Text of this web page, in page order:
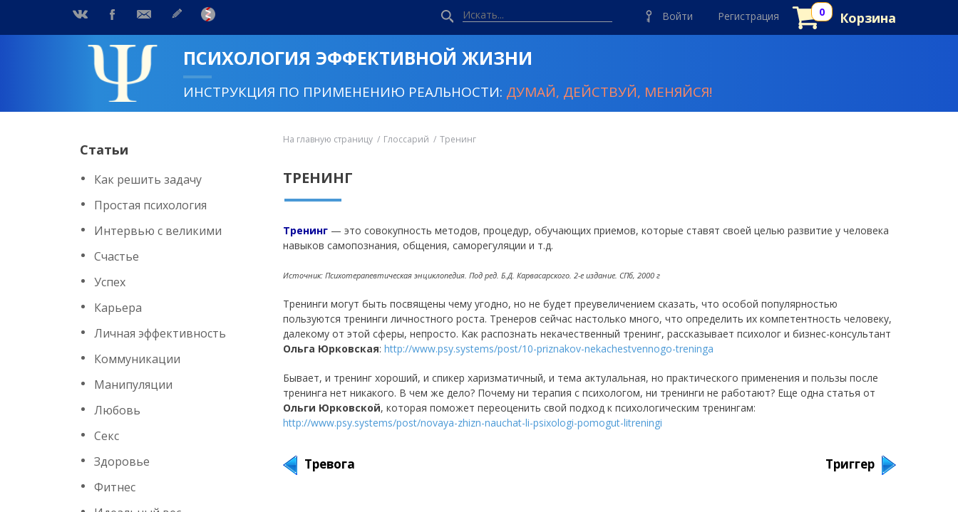
Войти Регистрация Корзина
ПСИХОЛОГИЯ ЭФФЕКТИВНОЙ ЖИЗНИ
ИНСТРУКЦИЯ ПО ПРИМЕНЕНИЮ РЕАЛЬНОСТИ: ДУМАЙ, ДЕЙСТВУЙ, МЕНЯЙСЯ!
Статьи
Как решить задачу
Простая психология
Интервью с великими
Счастье
Успех
Карьера
Личная эффективность
Коммуникации
Манипуляции
Любовь
Секс
Здоровье
Фитнес
На главную страницу Глоссарий Тренинг
ТРЕНИНГ
Тренинг — это совокупность методов, процедур, обучающих приемов, которые ставят своей целью развитие у человека
навыков самопознания, общения, саморегуляции и т.д.
Источник: Психотерапевтическая энциклопедия. Под ред. Б.Д. Карвасарского. 2-е издание. СПб, 2000 г
Тренинги могут быть посвящены чему угодно, но не будет преувеличением сказать, что особой популярностью
пользуются тренинги личностного роста. Тренеров сейчас настолько много, что определить их компетентность человеку,
далекому от этой сферы, непросто. Как распознать некачественный тренинг, рассказывает психолог и бизнес-консультант
Ольга Юрковская: http://www.psy.systems/post/10-priznakov-nekachestvennogo-treninga
Бывает, и тренинг хороший, и спикер харизматичный, и тема актулальная, но практического применения и пользы после
тренинга нет никакого. В чем же дело? Почему ни терапия с психологом, ни тренинги не работают? Еще одна статья от
Ольги Юрковской, которая поможет переоценить свой подход к психологическим тренингам:
http://www.psy.systems/post/novaya-zhizn-nauchat-li-psixologi-pomogut-litreningi
Тревога Триггер